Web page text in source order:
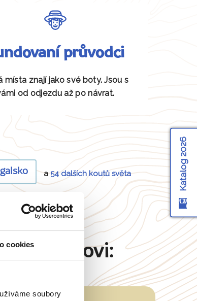
cookies
soubory
průvodci
místa znají jako své boty. Jsou s
od odjezdu až po návrat.
a54 dalších koutů světa
Šimkovi:
Katalog 2026